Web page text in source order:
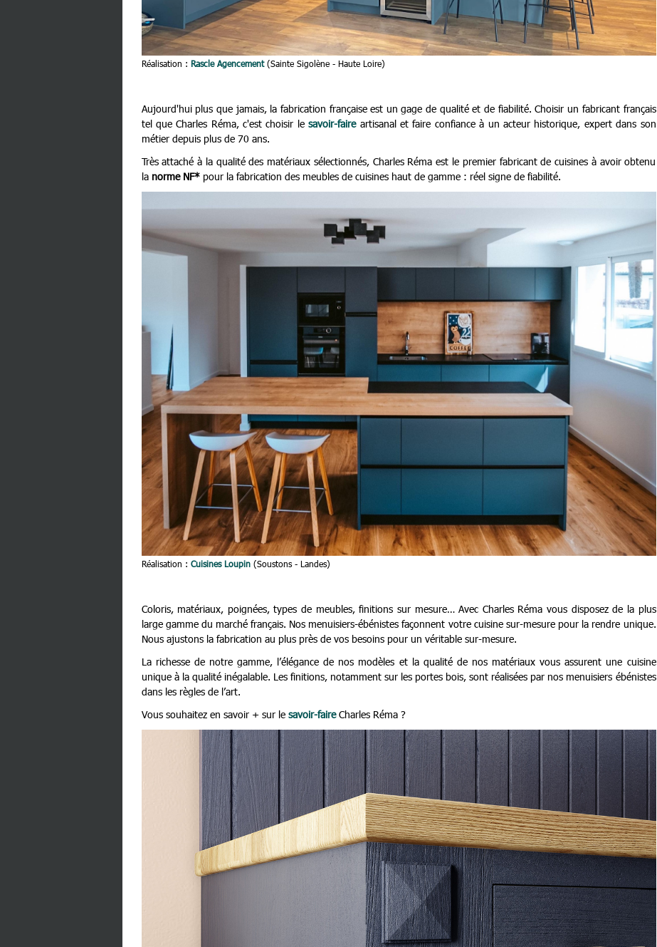
Réalisation : Rascle Agencement(Sainte Sigolène - Haute Loire)
Aujourd'hui plus que jamais, la fabrication française est un gage de qualité et de fiabilité. Choisir un fabricant français
tel que Charles Réma, c'est choisir lesavoir-faireartisanal et faire confiance à un acteur historique, expert dans son
métier depuis plus de 70 ans.
Très attaché à la qualité des matériaux sélectionnés, Charles Réma est le premier fabricant de cuisines à avoir obtenu
lanorme NF*pour la fabrication des meubles de cuisines haut de gamme : réel signe de fiabilité.
Réalisation : Cuisines Loupin(Soustons - Landes)
Coloris, matériaux, poignées, types de meubles, finitions sur mesure… Avec Charles Réma vous disposez de la plus
large gamme du marché français. Nos menuisiers-ébénistes façonnent votre cuisine sur-mesure pour la rendre unique.
Nous ajustons la fabrication au plus près de vos besoins pour un véritable sur-mesure.
La richesse de notre gamme, l’élégance de nos modèles et la qualité de nos matériaux vous assurent une cuisine
unique à la qualité inégalable. Les finitions, notamment sur les portes bois, sont réalisées par nos menuisiers ébénistes
dans les règles de l’art.
Vous souhaitez en savoir + sur le savoir-faireCharles Réma ?